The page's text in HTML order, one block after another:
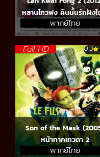
หลานไกวฟง คืนนั้นรักฝังใ
พากย์ไทย
Full HD 0.3
Son of the Mask
หน้ากากเทวดา 2
พากย์ไทย